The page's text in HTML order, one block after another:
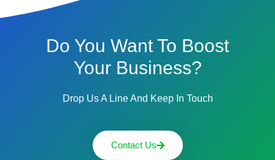
Do You Want To Boost
Your Business?
Drop Us A Line And Keep In Touch
Contact Us